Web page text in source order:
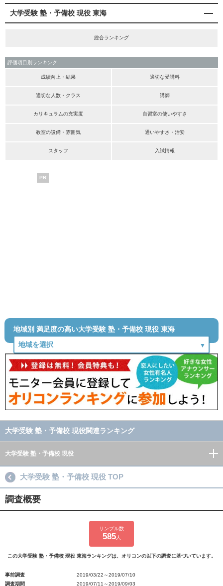
大学受験 塾・予備校 現役 東海
総合ランキング
評価項目別ランキング
成績向上・結果 適切な受講料
適切な人数・クラス 講師
カリキュラムの充実度 自習室の使いやすさ
教室の設備・雰囲気 通いやすさ・治安
スタッフ 入試情報
PR
地域別 満足度の高い大学受験 塾・予備校 現役 東海
大学受験 塾・予備校 現役関連ランキング
大学受験 塾・予備校 現役
大学受験 塾・予備校 現役 TOP
調査概要
サンプル数
585人
この大学受験 塾・予備校 現役 東海ランキングは、オリコンの以下の調査に基づいています。
事前調査
2019/03/22～2019/07/10
調査期間
2019/07/11～2019/09/03